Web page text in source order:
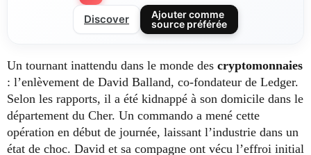
Discover
Ajouter comme
source préférée
Un tournant inattendu dans le monde des cryptomonnaies
: l’enlèvement de David Balland, co-fondateur de Ledger.
Selon les rapports, il a été kidnappé à son domicile dans le
département du Cher. Un commando a mené cette
opération en début de journée, laissant l’industrie dans un
état de choc. David et sa compagne ont vécu l’effroi initial